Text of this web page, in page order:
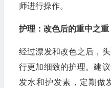
师进行操作。
护理：改色后的重中之重
经过漂发和改色之后，
行更加细致的护理。建
发水和护发素，定期做